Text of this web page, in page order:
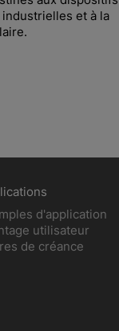
et à la
d'application
utilisateur
de créance